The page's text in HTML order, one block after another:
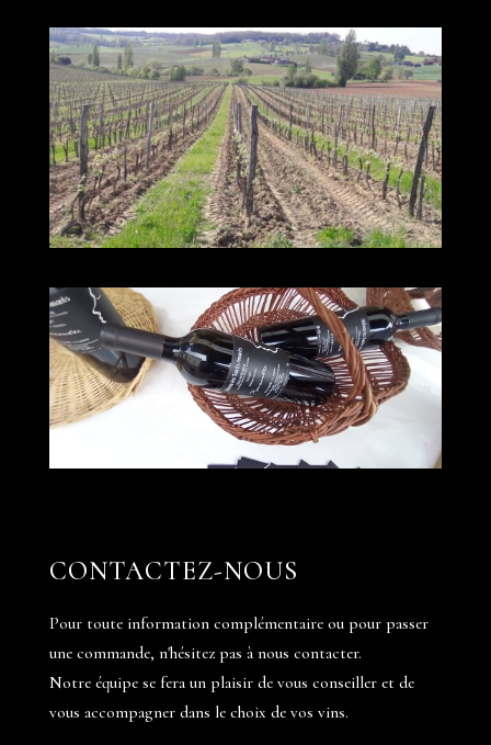
CONTACTEZ-NOUS
Pour toute information complémentaire ou pour passer
une commande, n'hésitez pas à nous contacter.
Notre équipe se fera un plaisir de vous conseiller et de
vous accompagner dans le choix de vos vins.